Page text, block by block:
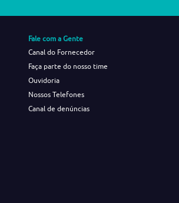
Fale com a Gente
Canal do Fornecedor
Faça parte do nosso time
Ouvidoria
Nossos Telefones
Canal de denúncias